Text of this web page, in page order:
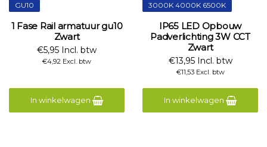
GU10
1 Fase Rail armatuur gu10
Zwart
€5,95 Incl. btw
€4,92 Excl. btw
In winkelwagen
3000K 4000K 6500K
IP65 LED Opbouw
Padverlichting 3W CCT
Zwart
€13,95 Incl. btw
€11,53 Excl. btw
In winkelwagen